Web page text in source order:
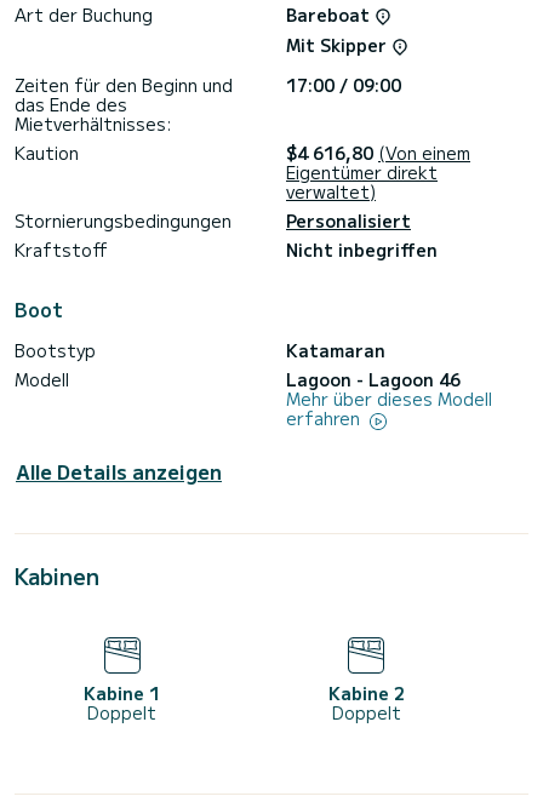
Dieses Boot ist mit einem Lattengroßsegel und einer
Rollgenua ausgestattet. Es verfügt über folgende
Ausstattung: Autopilot, TV, USB-Anschluss, Deckdusche,
Wassermacher, Elektrische Winde, Bluetooth-Verbindung.
Buchungsanfragen und Angebote werden direkt von
SamBoat bearbeitet. Über die Plattform erhalten Sie die
Art der Buchung
Bareboat
Mit Skipper
Zeiten für den Beginn und
das Ende des
Mietverhältnisses:
17:00 / 09:00
Kaution $4 616,80 (Von einem
Eigentümer direkt
verwaltet)
Stornierungsbedingungen
Personalisiert
Kraftstoff
Nicht inbegriffen
Boot
Bootstyp
Katamaran
Modell
Lagoon - Lagoon 46
Mehr über dieses Modell
erfahren
Alle Details anzeigen
Kabinen
Kabine 1
Doppelt
Kabine 2
Doppelt